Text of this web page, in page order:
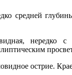
средней
нередко с
острие.